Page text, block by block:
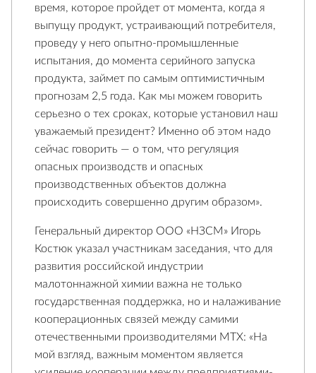
время, которое пройдет от момента, когда я
выпущу продукт, устраивающий потребителя,
проведу у него опытно-промышленные
испытания, до момента серийного запуска
продукта, займет по самым оптимистичным
прогнозам 2,5 года. Как мы можем говорить
серьезно о тех сроках, которые установил наш
уважаемый президент? Именно об этом надо
сейчас говорить — о том, что регуляция
опасных производств и опасных
производственных объектов должна
происходить совершенно другим образом».
Генеральный директор ООО «НЗСМ» Игорь
Костюк указал участникам заседания, что для
развития российской индустрии
малотоннажной химии важна не только
государственная поддержка, но и налаживание
кооперационных связей между самими
отечественными производителями МТХ: «На
мой взгляд, важным моментом является